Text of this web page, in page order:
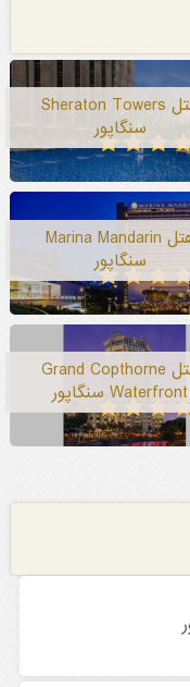
هتل Sheraton Towers
سنگاپور
هتل Marina Mandarin
سنگاپور
هتل Grand Copthorne
Waterfront سنگاپور